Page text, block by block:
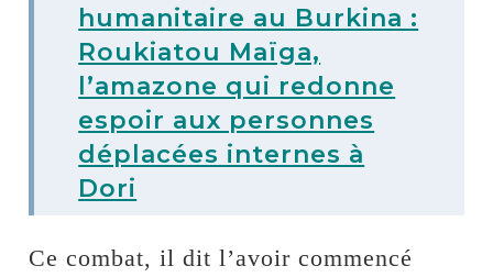
humanitaire au Burkina :
Roukiatou Maïga,
l’amazone qui redonne
espoir aux personnes
déplacées internes à
Dori
Ce combat, il dit l’avoir commencé